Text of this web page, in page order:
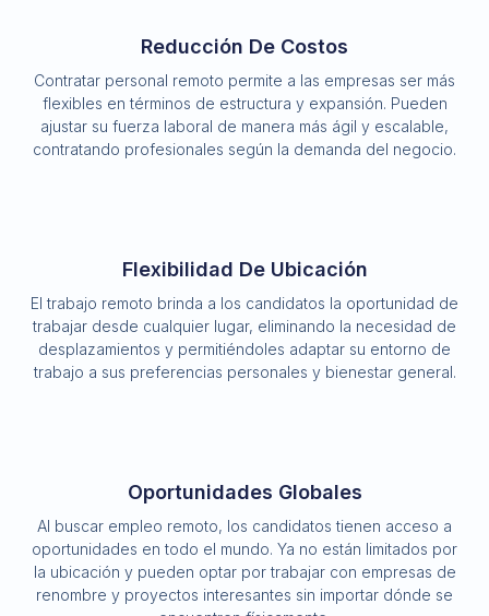
Reducción De Costos
Contratar personal remoto permite a las empresas ser más
flexibles en términos de estructura y expansión. Pueden
ajustar su fuerza laboral de manera más ágil y escalable,
contratando profesionales según la demanda del negocio.
Flexibilidad De Ubicación
El trabajo remoto brinda a los candidatos la oportunidad de
trabajar desde cualquier lugar, eliminando la necesidad de
desplazamientos y permitiéndoles adaptar su entorno de
trabajo a sus preferencias personales y bienestar general.
Oportunidades Globales
Al buscar empleo remoto, los candidatos tienen acceso a
oportunidades en todo el mundo. Ya no están limitados por
la ubicación y pueden optar por trabajar con empresas de
renombre y proyectos interesantes sin importar dónde se